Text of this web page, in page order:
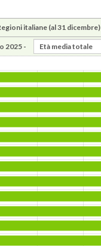
italiane (al 31 dicembre)
2025 -